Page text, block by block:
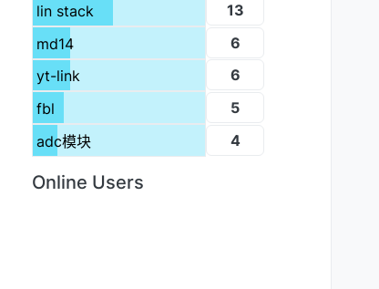
lin stack
13
md14
6
yt-link
6
fbl
5
adc模块
4
Online Users